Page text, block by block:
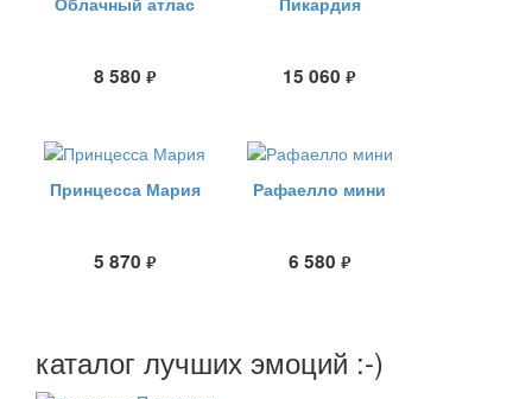
8 580 руб. 15 060 руб.
Принцесса Мария
5 870 руб.
Рафаелло мини
6 580 руб.
каталог лучших эмоций :-)